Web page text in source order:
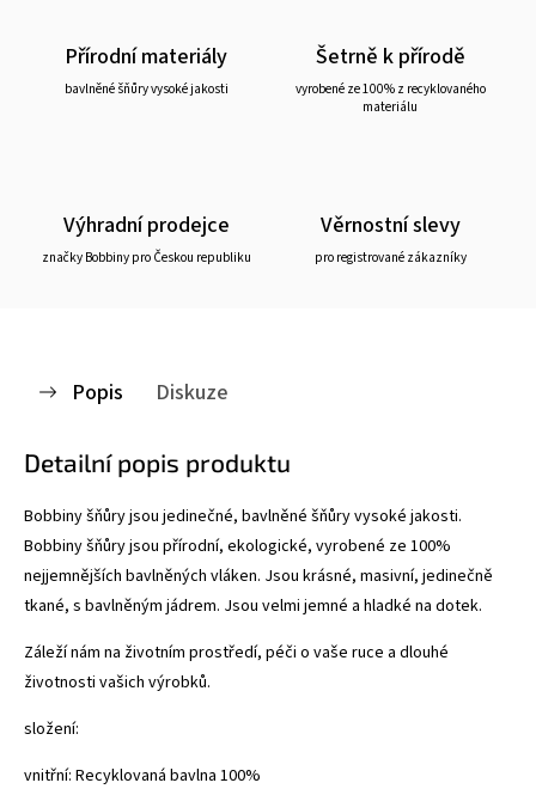
Přírodní materiály
bavlněné šňůry vysoké jakosti
Šetrně k přírodě
vyrobené ze 100% z recyklovaného
materiálu
Výhradní prodejce
značky Bobbiny pro Českou republiku
Věrnostní slevy
pro registrované zákazníky
Popis Diskuze
Detailní popis produktu
Bobbiny šňůry jsou jedinečné, bavlněné šňůry vysoké jakosti.
Bobbiny šňůry jsou přírodní, ekologické, vyrobené ze 100%
nejjemnějších bavlněných vláken. Jsou krásné, masivní, jedinečně
tkané, s bavlněným jádrem. Jsou velmi jemné a hladké na dotek.
Záleží nám na životním prostředí, péči o vaše ruce a dlouhé
životnosti vašich výrobků.
složení:
vnitřní: Recyklovaná bavlna 100%